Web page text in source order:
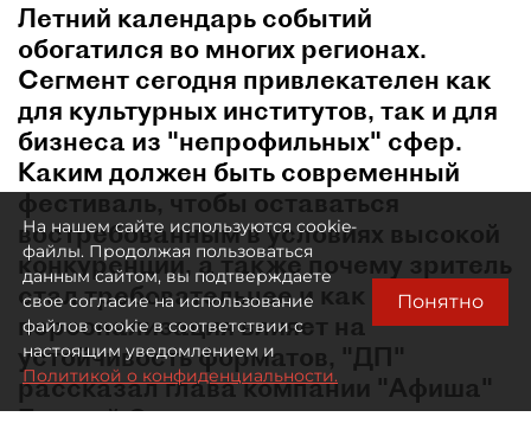
Летний календарь событий
обогатился во многих регионах.
Сегмент сегодня привлекателен как
для культурных институтов, так и для
бизнеса из "непрофильных" сфер.
Каким должен быть современный
фестиваль, чтобы оставаться
востребованным в условиях высокой
конкуренции, а также почему зритель
стал требовательнее и как
персонализация влияет на
устойчивость форматов, "ДП"
рассказал глава компании "Афиша"
Евгений Сидоров.
На нашем сайте используются cookie-
файлы. Продолжая пользоваться
данным сайтом, вы подтверждаете
свое согласие на использование
файлов cookie в соответствии с
настоящим уведомлением и
Политикой о конфиденциальности.
Понятно